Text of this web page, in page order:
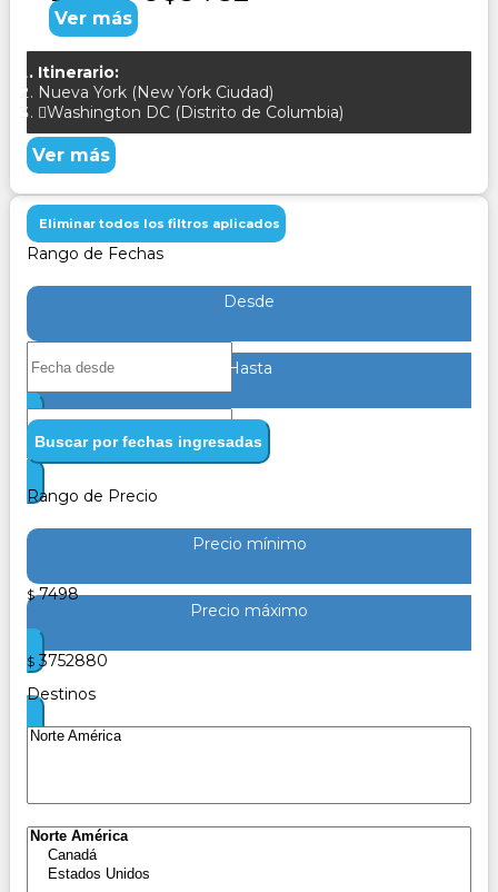
Ver más
Itinerario:
Nueva York (New York Ciudad)
Washington DC (Distrito de Columbia)
Ver más
Eliminar todos los filtros aplicados
Rango de Fechas
Desde
Hasta
Buscar por fechas ingresadas
Rango de Precio
Precio mínimo
$ 7498
Precio máximo
$ 3752880
Destinos